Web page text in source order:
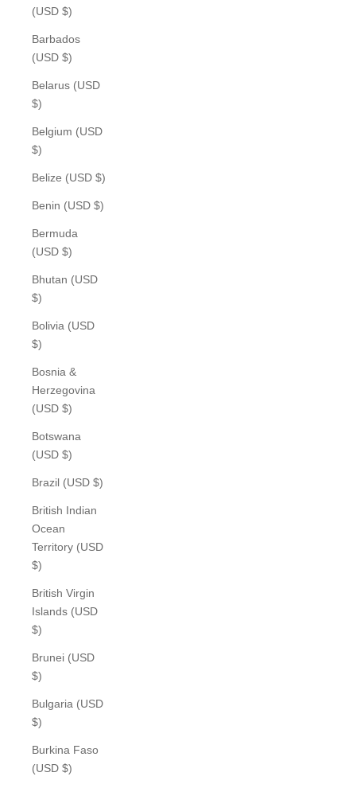
(USD $)
Barbados
(USD $)
Belarus (USD
$)
Belgium (USD
$)
Belize (USD $)
Benin (USD $)
Bermuda
(USD $)
Bhutan (USD
$)
Bolivia (USD
$)
Bosnia &
Herzegovina
(USD $)
Botswana
(USD $)
Brazil (USD $)
British Indian
Ocean
Territory (USD
$)
British Virgin
Islands (USD
$)
Brunei (USD
$)
Bulgaria (USD
$)
Burkina Faso
(USD $)